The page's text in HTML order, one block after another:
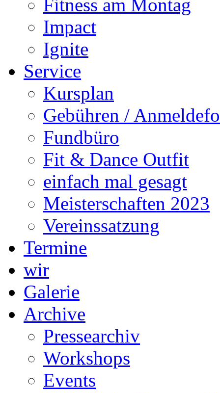
Fitness am Montag
Impact
Ignite
Service
Kursplan
Gebühren /
Fundbüro
Fit & Dance Outfit
einfach mal gesagt
Meisterschaften 2023
Vereinssatzung
Termine
wir
Galerie
Archive
Pressearchiv
Workshops
Events